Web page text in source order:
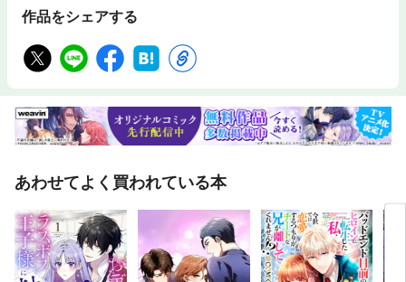
作品をシェアする
あわせてよく買われている本